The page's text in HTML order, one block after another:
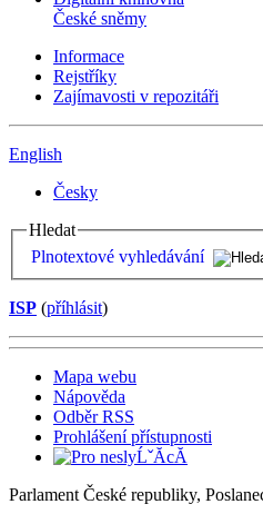
České sněmy
Informace
Rejstříky
Zajímavosti v repozitáři
English
Česky
Hledat
Plnotextové vyhledávání
ISP (příhlásit)
Mapa webu
Nápověda
Odběr RSS
Prohlášení přístupnosti
Parlament České republiky,